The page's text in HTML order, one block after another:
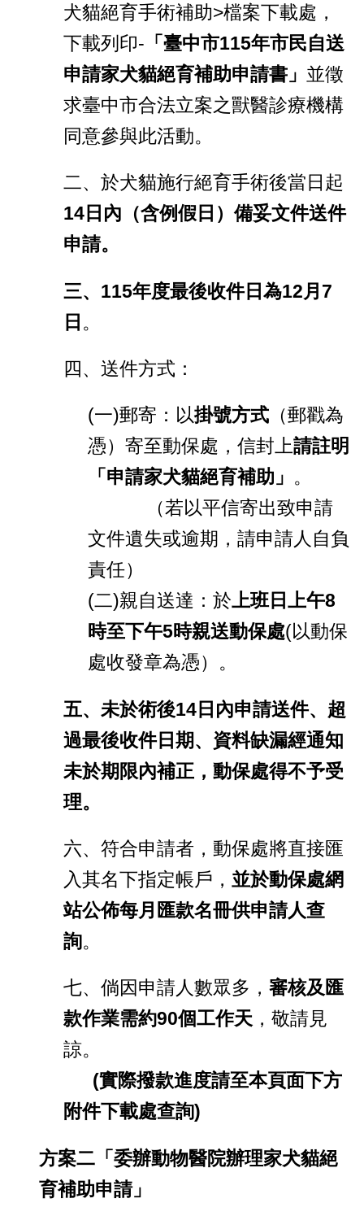
犬貓絕育手術補助>檔案下載處，
下載列印- 「臺中市115年市民自送
申請家犬貓絕育補助申請書」 並徵
求臺中市合法立案之獸醫診療機構
同意參與此活動。
二、於犬貓施行絕育手術後當日起
14日內（含例假日）備妥文件送件
申請。
三、 115年度最後收件日為12月7
日 。
四、送件方式：
(一)郵寄：以掛號方式（郵戳為
憑）寄至動保處，信封上請註明
「申請家犬貓絕育補助」 。
（若以平信寄出致申請
文件遺失或逾期，請申請人自負
責任）
(二)親自送達：於上班日上午8
時至下午5時親送動保處(以動保
處收發章為憑）。
五、未於術後14日內申請送件、超
過最後收件日期、資料缺漏經通知
未於期限內補正，動保處得不予受
理。
六、符合申請者，動保處將直接匯
入其名下指定帳戶， 並於動保處網
站公佈每月匯款名冊供申請人查
詢。
七、倘因申請人數眾多， 審核及匯
款作業需約90個工作天，敬請見
諒。
(實際撥款進度請至本頁面下方
附件下載處查詢)
方案二「委辦動物醫院辦理家犬貓絕
育補助申請」